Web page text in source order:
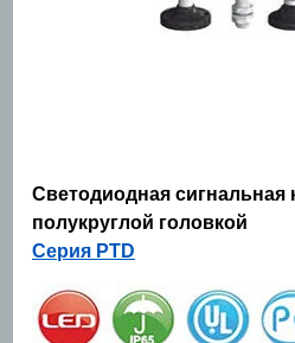
Светодиодная
полукруглой головкой
Серия PTD